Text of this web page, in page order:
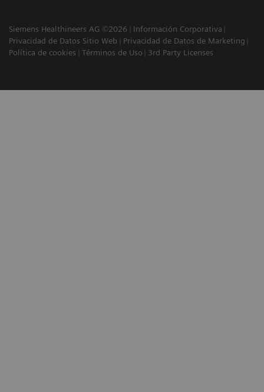
Siemens Healthineers AG ©2026
Información Corporativa
Privacidad de Datos Sitio Web
Privacidad de Datos de Marketing
Política de cookies
Términos de Uso 3rd Party Licenses